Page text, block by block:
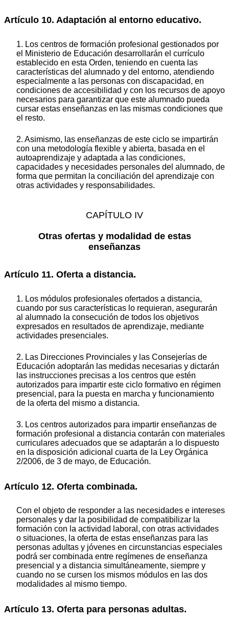
Artículo 10. Adaptación al entorno educativo.
1. Los centros de formación profesional gestionados por
el Ministerio de Educación desarrollarán el currículo
establecido en esta Orden, teniendo en cuenta las
características del alumnado y del entorno, atendiendo
especialmente a las personas con discapacidad, en
condiciones de accesibilidad y con los recursos de apoyo
necesarios para garantizar que este alumnado pueda
cursar estas enseñanzas en las mismas condiciones que
el resto.
2. Asimismo, las enseñanzas de este ciclo se impartirán
con una metodología flexible y abierta, basada en el
autoaprendizaje y adaptada a las condiciones,
capacidades y necesidades personales del alumnado, de
forma que permitan la conciliación del aprendizaje con
otras actividades y responsabilidades.
CAPÍTULO IV
Otras ofertas y modalidad de estas
enseñanzas
Artículo 11. Oferta a distancia.
1. Los módulos profesionales ofertados a distancia,
cuando por sus características lo requieran, asegurarán
al alumnado la consecución de todos los objetivos
expresados en resultados de aprendizaje, mediante
actividades presenciales.
2. Las Direcciones Provinciales y las Consejerías de
Educación adoptarán las medidas necesarias y dictarán
las instrucciones precisas a los centros que estén
autorizados para impartir este ciclo formativo en régimen
presencial, para la puesta en marcha y funcionamiento
de la oferta del mismo a distancia.
3. Los centros autorizados para impartir enseñanzas de
formación profesional a distancia contarán con materiales
curriculares adecuados que se adaptarán a lo dispuesto
en la disposición adicional cuarta de la Ley Orgánica
2/2006, de 3 de mayo, de Educación.
Artículo 12. Oferta combinada.
Con el objeto de responder a las necesidades e intereses
personales y dar la posibilidad de compatibilizar la
formación con la actividad laboral, con otras actividades
o situaciones, la oferta de estas enseñanzas para las
personas adultas y jóvenes en circunstancias especiales
podrá ser combinada entre regímenes de enseñanza
presencial y a distancia simultáneamente, siempre y
cuando no se cursen los mismos módulos en las dos
modalidades al mismo tiempo.
Artículo 13. Oferta para personas adultas.